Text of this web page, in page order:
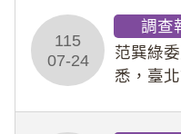
教羽球
事件處
115
07-24
調查
范巽綠
悉，臺